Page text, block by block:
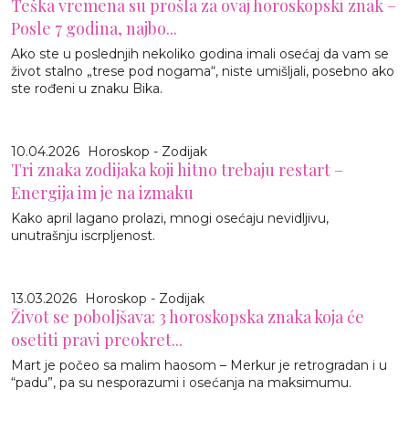
Teška vremena su prošla za ovaj horoskopski znak –
Posle 7 godina, najbo...
Ako ste u poslednjih nekoliko godina imali osećaj da vam se
život stalno „trese pod nogama“, niste umišljali, posebno ako
ste rođeni u znaku Bika.
10.04.2026 Horoskop - Zodijak
Tri znaka zodijaka koji hitno trebaju restart –
Energija im je na izmaku
Kako april lagano prolazi, mnogi osećaju nevidljivu,
unutrašnju iscrpljenost.
13.03.2026 Horoskop - Zodijak
Život se poboljšava: 3 horoskopska znaka koja će
osetiti pravi preokret...
Mart je počeo sa malim haosom – Merkur je retrogradan i u
“padu”, pa su nesporazumi i osećanja na maksimumu.